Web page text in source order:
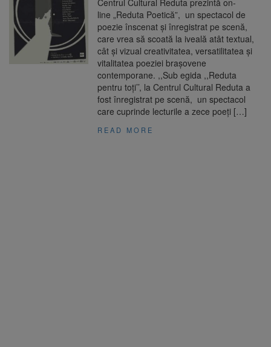
Centrul Cultural Reduta prezintă on-
line „Reduta Poetică”, un spectacol de
poezie înscenat și înregistrat pe scenă,
care vrea să scoată la iveală atât textual,
cât și vizual creativitatea, versatilitatea și
vitalitatea poeziei brașovene
contemporane. ,,Sub egida ,,Reduta
pentru toți’’, la Centrul Cultural Reduta a
fost înregistrat pe scenă, un spectacol
care cuprinde lecturile a zece poeți […]
READ MORE